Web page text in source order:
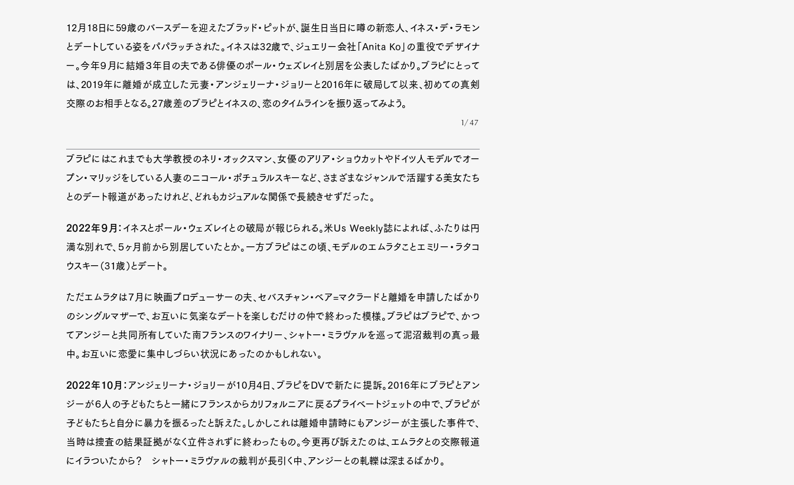
Art&Design Watch
Fashion
Gourmet
Cars Product
12月18日に59歳のバースデーを迎えたブラッド・ピットが、誕生日当日に噂の新恋人、イネス・デ・ラモン
とデートしている姿をパパラッチされた。イネスは32歳で、ジュエリー会社「Anita Ko」の重役でデザイナ
ー。今年９月に結婚３年目の夫である俳優のポール・ウェズレイと別居を公表したばかり。ブラピにとって
は、2019年に離婚が成立した元妻・アンジェリーナ・ジョリーと2016年に破局して以来、初めての真剣
交際のお相手となる。27歳差のブラピとイネスの、恋のタイムラインを振り返ってみよう。
1/47
ブラピにはこれまでも大学教授のネリ・オックスマン、女優のアリア・ショウカットやドイツ人モデルでオー
プン・マリッジをしている人妻のニコール・ポチュラルスキーなど、さまざまなジャンルで活躍する美女たち
とのデート報道があったけれど、どれもカジュアルな関係で長続きせずだった。
2022年９月： イネスとポール・ウェズレイとの破局が報じられる。米Us Weekly誌によれば、ふたりは円
満な別れで、５ヶ月前から別居していたとか。一方ブラピはこの頃、モデルのエムラタことエミリー・ラタコ
ウスキー（31歳）とデート。
ただエムラタは７月に映画プロデューサーの夫、セバスチャン・ベア=マクラードと離婚を申請したばかり
のシングルマザーで、お互いに気楽なデートを楽しむだけの仲で終わった模様。ブラピはブラピで、かつ
てアンジーと共同所有していた南フランスのワイナリー、シャトー・ミラヴァルを巡って泥沼裁判の真っ最
中。お互いに恋愛に集中しづらい状況にあったのかもしれない。
2022年10月： アンジェリーナ・ジョリーが10月4日、ブラピをDVで新たに提訴。2016年にブラピとアン
ジーが６人の子どもたちと一緒にフランスからカリフォルニアに戻るプライベートジェットの中で、ブラピが
子どもたちと自分に暴力を振るったと訴えた。しかしこれは離婚申請時にもアンジーが主張した事件で、
当時は捜査の結果証拠がなく立件されずに終わったもの。今更再び訴えたのは、エムラタとの交際報道
にイラついたから？ シャトー・ミラヴァルの裁判が長引く中、アンジーとの軋轢は深まるばかり。